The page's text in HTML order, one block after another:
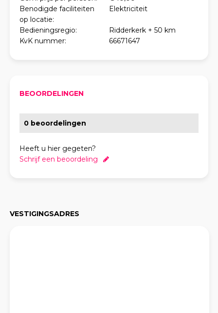
Benodigde faciliteiten
op locatie:
Elektriciteit
Bedieningsregio:
Ridderkerk + 50 km
KvK nummer:
66671647
BEOORDELINGEN
0 beoordelingen
Heeft u hier gegeten?
Schrijf een beoordeling
VESTIGINGSADRES